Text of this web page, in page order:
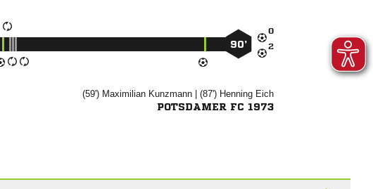


90’
(59')   | (87')  
POTSDAMER FC 1973